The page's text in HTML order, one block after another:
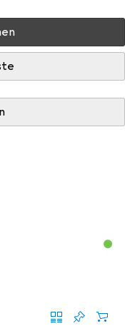
Geschwindigkeit -
Veloschloss und